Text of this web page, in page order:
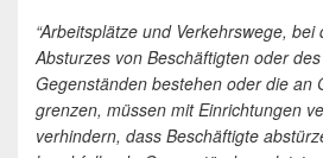
“Arbeitsplätze und Verkehrswege,
Absturzes von Beschäftigten oder
Gegenständen bestehen oder die an
grenzen, müssen mit Einrichtungen
verhindern, dass Beschäftigte